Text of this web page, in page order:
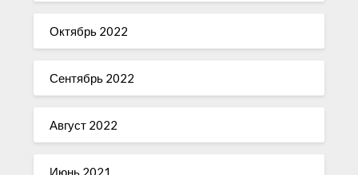
Октябрь 2022
Сентябрь 2022
Август 2022
Июнь 2021